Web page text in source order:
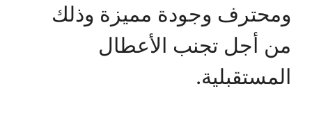
ومحترف وجودة مميزة وذلك
من أجل تجنب الأعطال
المستقبلية.